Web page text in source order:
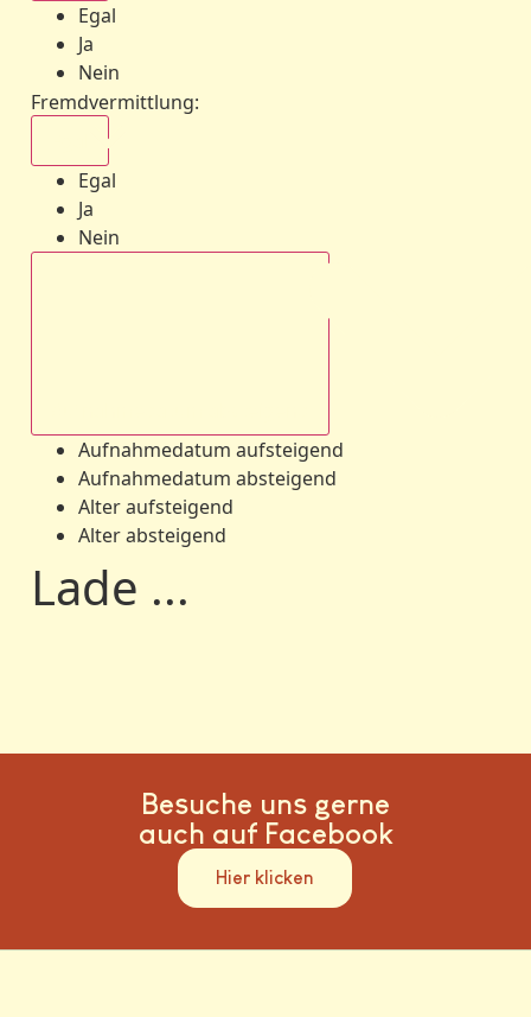
Egal
Ja
Nein
Fremdvermittlung:
Egal
Ja
Nein
Aufnahmedatum aufsteigend
Aufnahmedatum absteigend
Alter aufsteigend
Alter absteigend
Lade ...
Besuche uns gerne
auch auf Facebook
Hier klicken